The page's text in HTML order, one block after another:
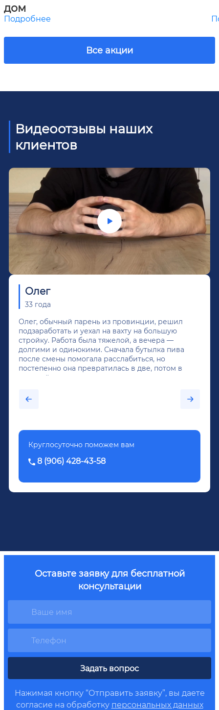
дом
Подробнее
Все акции
Видеоотзывы наших
клиентов
Олег
33 года
Олег, обычный парень из провинции, решил
подзаработать и уехал на вахту на большую
стройку. Работа была тяжелой, а вечера —
долгими и одинокими. Сначала бутылка пива
после смены помогала расслабиться, но
постепенно она превратилась в две, потом в
крепкий алкоголь, и вот он уже пил почти
было назначено кодирование по методу
Довженко.
Круглосуточно поможем вам
8 (906) 428-43-58
Оставьте заявку для бесплатной
консультации
Задать вопрос
Нажимая кнопку “Отправить заявку”, вы даете
согласие на обработку персональных данных